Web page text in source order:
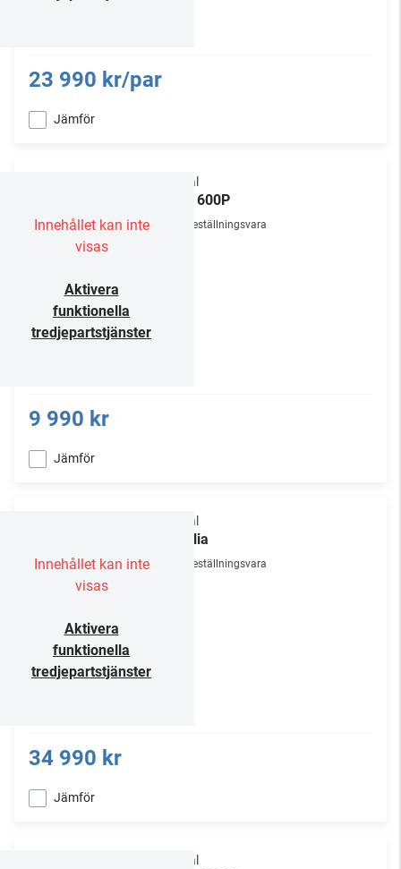
23 990 kr/par
Jämför
Innehållet kan inte
visas
Aktivera
funktionella
tredjepartstjänster
Focal
Sub 600P
Beställningsvara
9 990 kr
Jämför
Innehållet kan inte
visas
Aktivera
funktionella
tredjepartstjänster
Focal
Stellia
Beställningsvara
34 990 kr
Jämför
Focal